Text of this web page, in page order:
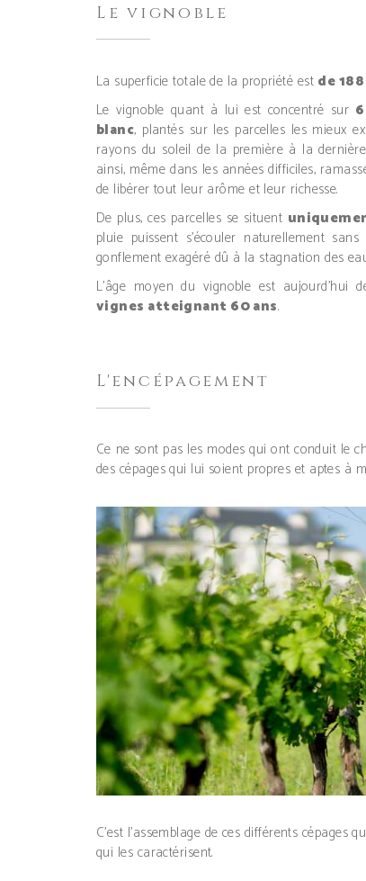
Le vignoble
La superficie totale de la propriété est de
Le vignoble quant à lui est concentré sur
blanc, plantés sur les parcelles les mieux
rayons du soleil de la première à la
ainsi, même dans les années difficiles,
de libérer tout leur arôme et leur richesse.
De plus, ces parcelles se situent
pluie puissent s’écouler naturellement
gonflement exagéré dû à la stagnation des
L’âge moyen du vignoble est aujourd’hui
vignes atteignant 60 ans.
L'encépagement
Ce ne sont pas les modes qui ont conduit le
des cépages qui lui soient propres et aptes à
C’est l’assemblage de ces différents
qui les caractérisent.